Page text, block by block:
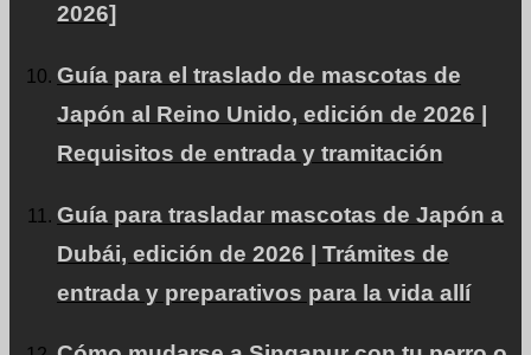
2026]
Guía para el traslado de mascotas de
Japón al Reino Unido, edición de 2026 |
Requisitos de entrada y tramitación
Guía para trasladar mascotas de Japón a
Dubái, edición de 2026 | Trámites de
entrada y preparativos para la vida allí
Instagram
RSS
Acerca de PetAir JPN
Lo que dicen nuestros clientes.
Preguntas frecuentes sobre el transporte internacional
de animales de compañía